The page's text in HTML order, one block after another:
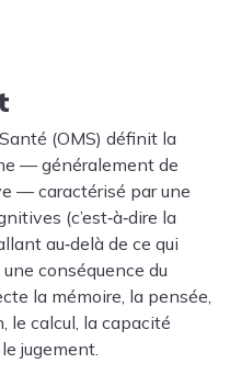
(OMS) définit la
— généralement de
— caractérisé par une
(c’est‑à‑dire la
au‑delà de ce qui
conséquence du
la mémoire, la pensée,
le calcul, la capacité
jugement.